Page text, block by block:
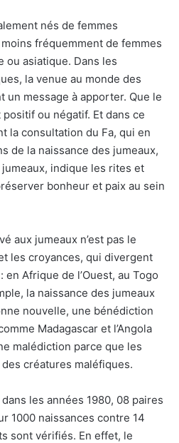
nés de femmes
fréquemment de femmes
ou asiatique. Dans les
la venue au monde des
un message à apporter. Que le
ou négatif. Et dans ce
la consultation du Fa, qui en
de la naissance des jumeaux,
jumeaux, indique les rites et
bonheur et paix au sein
aux jumeaux n’est pas le
les croyances, qui divergent
en Afrique de l’Ouest, au Togo
la naissance des jumeaux
nouvelle, une bénédiction
Madagascar et l’Angola
malédiction parce que les
créatures maléfiques.
les années 1980, 08 paires
1000 naissances contre 14
sont vérifiés. En effet, le